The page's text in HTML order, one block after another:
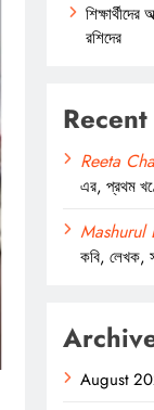
রশিদের
Reeta
এর, প্রথম
Mashurul
কবি, লেখক,
August